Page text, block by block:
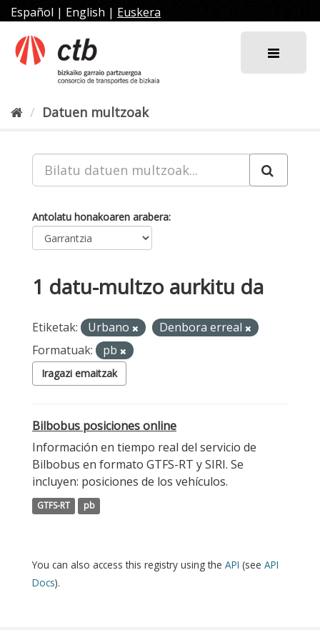
Joan
edukira
Español | English | Euskera
Datuen multzoak
Antolatu honakoaren arabera
1 datu-multzo aurkitu da
Etiketak: Urbano
Denbora erreal
Formatuak:
pb
Iragazi emaitzak
Bilbobus posiciones online
Información en tiempo real del servicio de
Bilbobus en formato GTFS-RT y SIRI. Se
incluyen: posiciones de los vehículos.
GTFS-RT pb
You can also access this registry using the API (see API
Docs).